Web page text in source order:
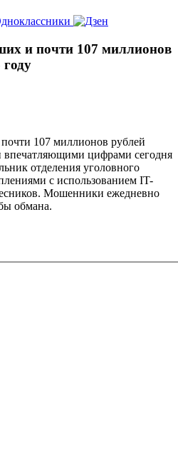
и почти 107 миллионов
107 миллионов рублей
впечатляющими цифрами сегодня
отделения уголовного
с использованием IT-
Мошенники ежедневно
обмана.